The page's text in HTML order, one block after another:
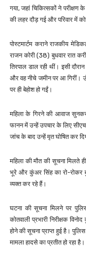
गया, जहां चिकित्सकों ने परीक्षण
की लहर दौड़ गई और परिवार में
पोस्टमार्टम कराने राजकीय
राजन कोरी (38) बुधवार रात
तिरपाल डाल रही थीं। इसी
और वह नीचे जमीन पर आ गिरीं।
पर ही बेहोश हो गईं।
महिला के गिरने की आवाज
फानन में उन्हें उपचार के लिए
जांच के बाद उन्हें मृत घोषित कर
महिला की मौत की सूचना मिलते
भूरे और कुंअर सिंह का रो-रोकर
व्यक्त कर रहे हैं।
घटना की सूचना मिलने पर
कोतवाली प्रभारी निरीक्षक
होने की सूचना प्राप्त हुई है।
मामला हादसे का प्रतीत हो रहा है।